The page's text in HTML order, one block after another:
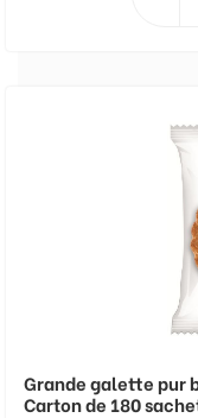
Grande galette pur
Carton de 180